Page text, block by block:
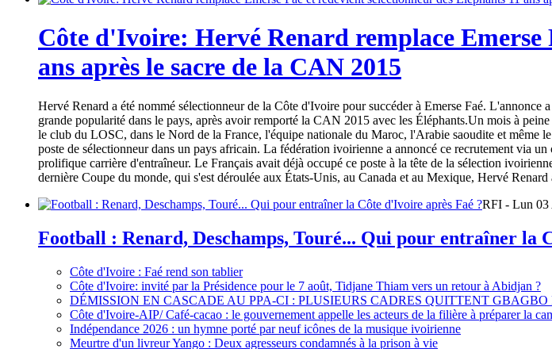
Côte d'Ivoire: Hervé Renard remplace Emerse
ans après le sacre de la CAN 2015
Hervé Renard a été nommé sélectionneur de la Côte d'Ivoire pour succéder à Emerse Faé.
grande popularité dans le pays, après avoir remporté la CAN 2015 avec les Éléphants.Un mois à
le club du LOSC, dans le Nord de la France, l'équipe nationale du Maroc, l'Arabie saoudite et même
poste de sélectionneur dans un pays africain. La fédération ivoirienne a annoncé ce recrutement via
prolifique carrière d'entraîneur. Le Français avait déjà occupé ce poste à la tête de la sélection
dernière Coupe du monde, qui s'est déroulée aux États-Unis, au Canada et au Mexique, Hervé
RFI - Lun 03
Football : Renard, Deschamps, Touré... Qui pour entraîner la
Côte d'Ivoire : Faé rend son tablier
Côte d'Ivoire: invité par la Présidence pour le 7 août, Tidjane Thiam vers un retour à Abidjan ?
DÉMISSION EN CASCADE AU PPA-CI : PLUSIEURS CADRES QUITTENT
Côte d'Ivoire-AIP/ Café-cacao : le gouvernement appelle les acteurs de la filière à préparer la
Indépendance 2026 : un hymne porté par neuf icônes de la musique ivoirienne
Meurtre d'un livreur Yango : Deux agresseurs condamnés à la prison à vie